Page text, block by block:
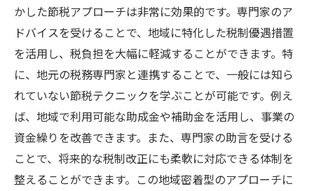
かした節税アプローチは非常に効果的です。専門家のア
ドバイスを受けることで、地域に特化した税制優遇措置
を活用し、税負担を大幅に軽減することができます。特
に、地元の税務専門家と連携することで、一般には知ら
れていない節税テクニックを学ぶことが可能です。例え
ば、地域で利用可能な助成金や補助金を活用し、事業の
資金繰りを改善できます。また、専門家の助言を受ける
ことで、将来的な税制改正にも柔軟に対応できる体制を
整えることができます。この地域密着型のアプローチに